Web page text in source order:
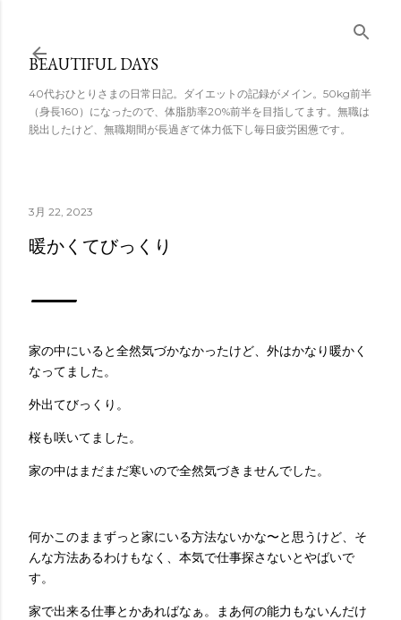
スキップしてメ
イン コンテンツ
に移動
BEAUTIFUL DAYS
40代おひとりさまの日常日記。ダイエットの記録がメイン。50kg前半
（身長160）になったので、体脂肪率20%前半を目指してます。無職は
脱出したけど、無職期間が長過ぎて体力低下し毎日疲労困憊です。
3月 22, 2023
暖かくてびっくり
家の中にいると全然気づかなかったけど、外はかなり暖かく
なってました。
外出てびっくり。
桜も咲いてました。
家の中はまだまだ寒いので全然気づきませんでした。
何かこのままずっと家にいる方法ないかな〜と思うけど、そ
んな方法あるわけもなく、本気で仕事探さないとやばいで
す。
家で出来る仕事とかあればなぁ。まあ何の能力もないんだけ